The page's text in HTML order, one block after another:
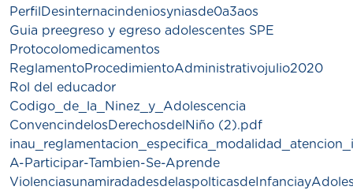
PerfilDesinternacindeniosyniasde0a3aos
Guia preegreso y egreso adolescentes SPE
Protocolomedicamentos
ReglamentoProcedimientoAdministrativojulio2020
Rol del educador
Codigo_de_la_Ninez_y_Adolescencia
ConvencindelosDerechosdelNiño (2).pdf
A-Participar-Tambien-Se-Aprende